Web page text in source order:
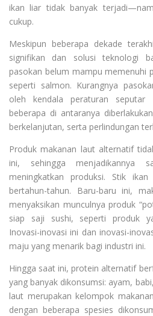
ikan liar tidak banyak
cukup.
Meskipun beberapa dekade
signifikan dan solusi teknologi
pasokan belum mampu memenuhi
seperti salmon. Kurangnya
oleh kendala peraturan
beberapa di antaranya
berkelanjutan, serta perlindungan
Produk makanan laut alternatif
ini, sehingga menjadikannya
meningkatkan produksi. Stik
bertahun-tahun. Baru-baru ini,
menyaksikan munculnya produk
siap saji sushi, seperti produk
Inovasi-inovasi ini dan inovasi-
maju yang menarik bagi industri ini.
Hingga saat ini, protein alternatif
yang banyak dikonsumsi: ayam,
laut merupakan kelompok
dengan beberapa spesies